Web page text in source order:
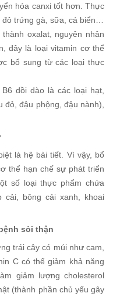
hóa canxi tốt hơn. Thực
trứng gà, sữa, cá biển…
oxalat, nguyên nhân
đây là loại vitamin cơ thể
bổ sung từ các loại thực
dồi dào là các loại hạt,
đỏ, đậu phộng, đậu nành),
là hệ bài tiết. Vì vậy, bổ
thể hạn chế sự phát triển
số loại thực phẩm chứa
cải, bông cải xanh, khoai
sỏi thận
trái cây có múi như cam,
C có thể giảm khả năng
giảm lượng cholesterol
(thành phần chủ yếu gây